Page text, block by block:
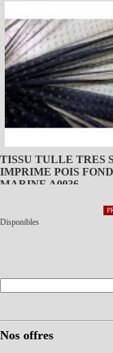
TISSU TULLE TRES
IMPRIME POIS
MARINE A0036
Disponibles
Nos offres